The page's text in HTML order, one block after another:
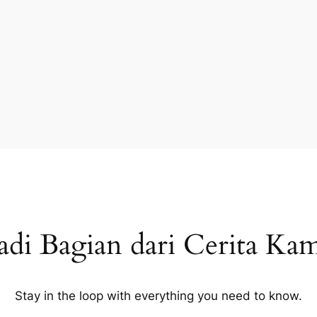
Bagian dari Cerita
Stay in the loop with everything you need to know.